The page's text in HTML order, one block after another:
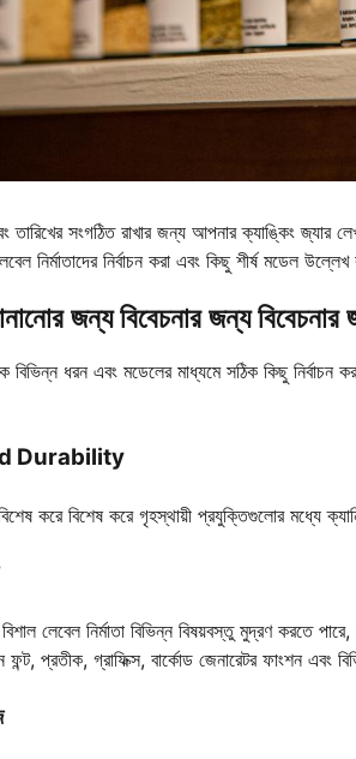
তারিখের সংগঠিত রাখার জন্য আপনার ক্যাঙ্কিং জ্যার
নির্মাতাদের নির্বাচন করা এবং কিছু শীর্ষ মডেল উল্লেখ
জন্য বিবেচনার জন্য বিবেচনার
বিভিন্ন ধরন এবং মডেলের মাধ্যমে সঠিক কিছু নির্বাচন
Durability
বিশেষ করে বিশেষ করে গৃহস্থায়ী প্রযুক্তিগুলোর মধ্যে
লেবেল নির্মাতা বিভিন্ন বিষয়বস্তু মুদ্রণ করতে
প্রতীক, গ্রাফিক্স, বার্কোড জেনারেটর ফাংশন এবং